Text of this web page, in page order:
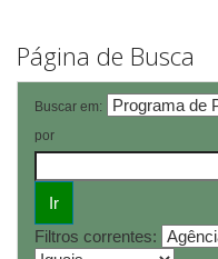
Página de Busca
Buscar em:
por
Filtros correntes: